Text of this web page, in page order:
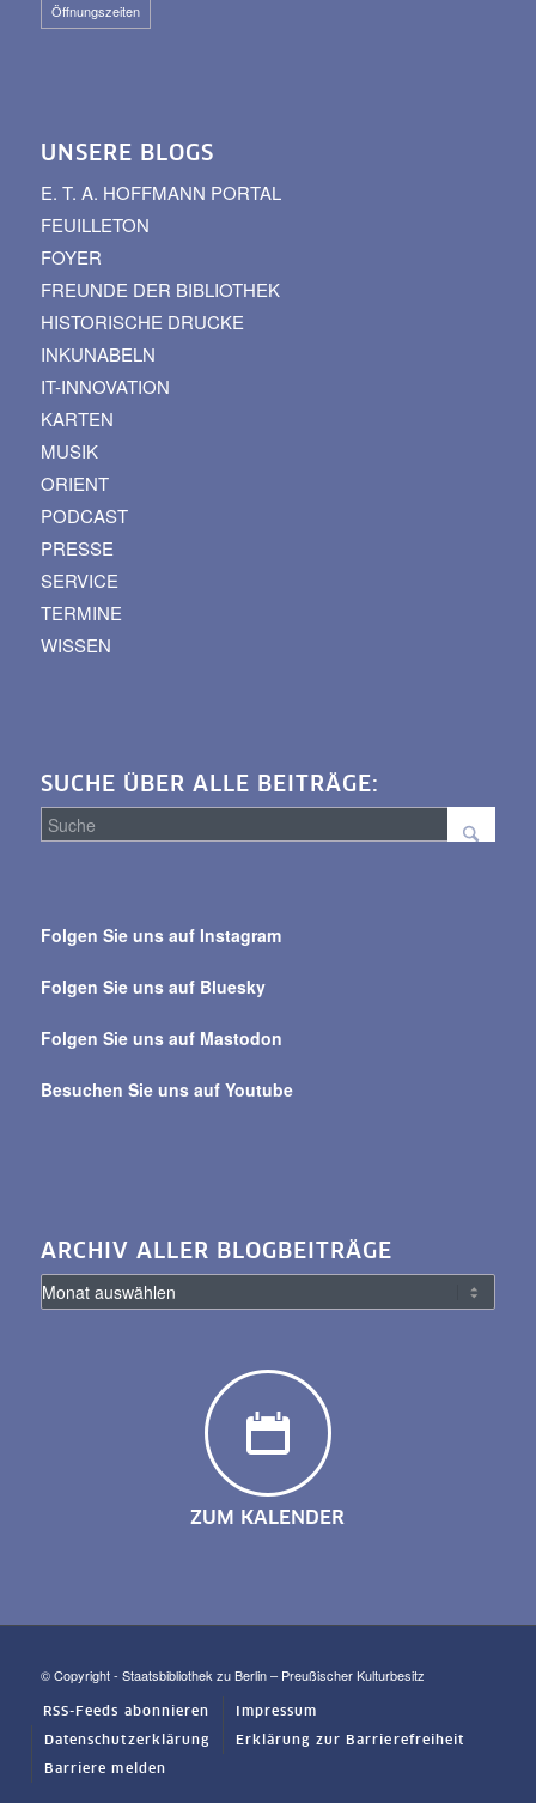
Öffnungszeiten
UNSERE BLOGS
E. T. A. HOFFMANN PORTAL
FEUILLETON
FOYER
FREUNDE DER BIBLIOTHEK
HISTORISCHE DRUCKE
INKUNABELN
IT-INNOVATION
KARTEN
MUSIK
ORIENT
PODCAST
PRESSE
SERVICE
TERMINE
WISSEN
SUCHE ÜBER ALLE BEITRÄGE:
alle
Folgen Sie uns auf Instagram
Folgen Sie uns auf Bluesky
Folgen Sie uns auf Mastodon
Besuchen Sie uns auf Youtube
ARCHIV ALLER BLOGBEITRÄGE
ZUM KALENDER
© Copyright - Staatsbibliothek zu Berlin – Preußischer Kulturbesitz
RSS-Feeds abonnieren Impressum
Datenschutzerklärung Erklärung zur Barrierefreiheit
Barriere melden